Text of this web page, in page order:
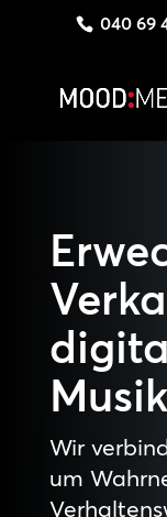
040 69
Wir
um